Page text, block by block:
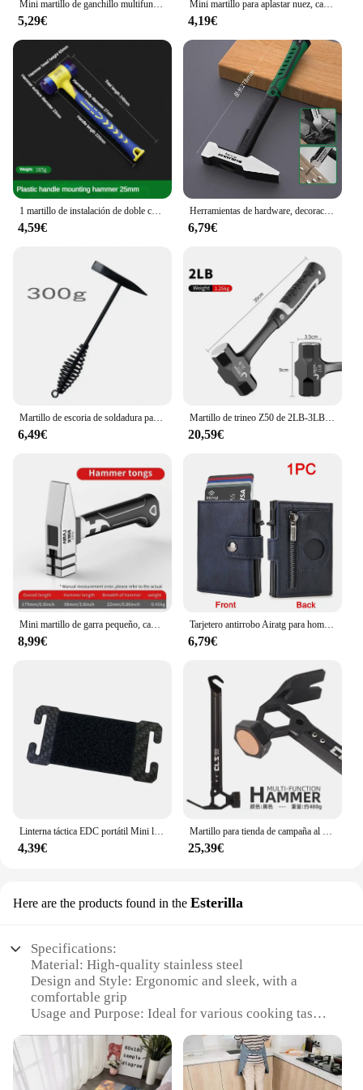
Mini martillo de ganchillo multifuncional, Material de acero de alto carbono, cabeza de martillo, herramientas de reparación de carpintería, plástico envuelto para el hogar
5,29€
Mini martillo para aplastar nuez, cabeza redonda, mango de madera, herramienta de Escape de coche, martillo de mano, Mini martillo multifunción
4,19€
1 martillo de instalación de doble cabeza, martillo de goma de 25 mm a 45 mm con mango de goma, martillo de instalación aislado desmontable
4,59€
Herramientas de hardware, decoración de construcción, martillo de cabeza plana 200 g, martillo de pico de pato recubierto de plástico, cabeza de martillo 500 g, martillo instalador
6,79€
Martillo de escoria de soldadura para desoxidación, mango de resorte de acero rico en carbono, martillos de soldador, martillo de electricista, martillo de astillado de escoria de soldadura
6,49€
Martillo de trineo Z50 de 2LB-3LB, martillo de grietas de perforación de ladrillos de acero forjado de una pieza de alta resistencia, martillo de ingeniero de construcción
20,59€
Mini martillo de garra pequeño, cabeza de ajuste, martillo octogonal, martillo de uñas integrado multifuncional, martillo de clavos para carpintería
8,99€
Tarjetero antirrobo Airatg para hombre, billetera para tarjetas bancarias, billeteras minimalistas Rfid para Airtag Air Tag Tracker Choice
6,79€
Linterna táctica EDC portátil Mini luz o placa de bucle de gancho Camping senderismo luz intermitente de seguridad para correa de mochila de 25mm
4,39€
Martillo para tienda de campaña al aire libre, mango de aleación de aluminio, martillo de acero inoxidable, cabeza de cobre, montañismo, camping, extractor de clavos
25,39€
Here are the products found in the Esterilla
Specifications:
Material: High-quality stainless steel
Design and Style: Ergonomic and sleek, with a
comfortable grip
Usage and Purpose: Ideal for various cooking tasks,
Performance and Property: Durable and resistant to
Shape or Size or Weight or Quantity: Available in